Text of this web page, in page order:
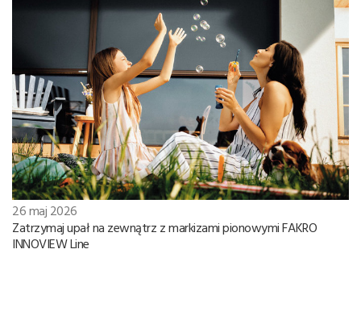
26 maj 2026
Zatrzymaj upał na zewnątrz z markizami pionowymi FAKRO
INNOVIEW Line